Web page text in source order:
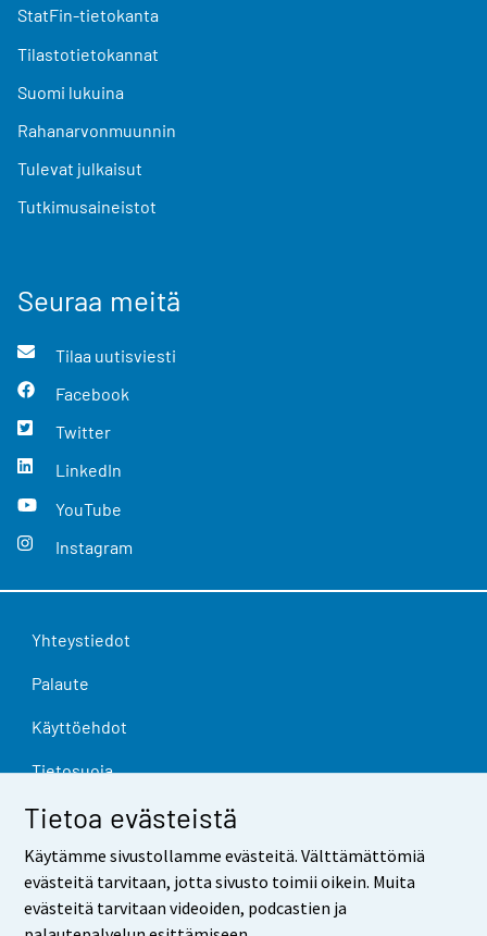
Tietoa evästeistä
Käytämme sivustollamme evästeitä. Välttämättömiä
evästeitä tarvitaan, jotta sivusto toimii oikein. Muita
evästeitä tarvitaan videoiden, podcastien ja
StatFin-tietokanta
Tilastotietokannat
Suomi lukuina
Rahanarvonmuunnin
Tulevat julkaisut
Tutkimusaineistot
Seuraa meitä
Tilaa uutisviesti
Facebook
Twitter
LinkedIn
YouTube
Instagram
Yhteystiedot
Palaute
Käyttöehdot
Tietosuoja
Saavutettavuus
Tietoa sivustosta
Evästeasetukset